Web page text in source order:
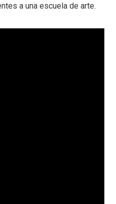
a una escuela de arte.